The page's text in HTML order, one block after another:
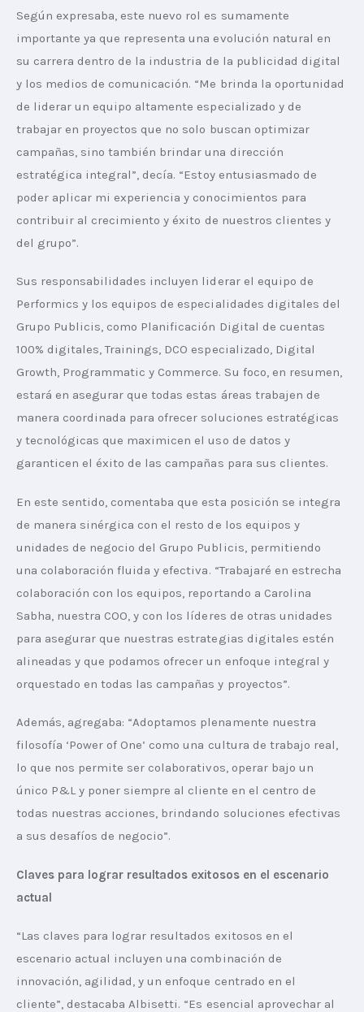
Según expresaba, este nuevo rol es sumamente
importante ya que representa una evolución natural en
su carrera dentro de la industria de la publicidad digital
y los medios de comunicación. “Me brinda la oportunidad
de liderar un equipo altamente especializado y de
trabajar en proyectos que no solo buscan optimizar
campañas, sino también brindar una dirección
estratégica integral”, decía. “Estoy entusiasmado de
poder aplicar mi experiencia y conocimientos para
contribuir al crecimiento y éxito de nuestros clientes y
del grupo”.
Sus responsabilidades incluyen liderar el equipo de
Performics y los equipos de especialidades digitales del
Grupo Publicis, como Planificación Digital de cuentas
100% digitales, Trainings, DCO especializado, Digital
Growth, Programmatic y Commerce. Su foco, en resumen,
estará en asegurar que todas estas áreas trabajen de
manera coordinada para ofrecer soluciones estratégicas
y tecnológicas que maximicen el uso de datos y
garanticen el éxito de las campañas para sus clientes.
En este sentido, comentaba que esta posición se integra
de manera sinérgica con el resto de los equipos y
unidades de negocio del Grupo Publicis, permitiendo
una colaboración fluida y efectiva. “Trabajaré en estrecha
colaboración con los equipos, reportando a Carolina
Sabha, nuestra COO, y con los líderes de otras unidades
para asegurar que nuestras estrategias digitales estén
alineadas y que podamos ofrecer un enfoque integral y
orquestado en todas las campañas y proyectos”.
Además, agregaba: “Adoptamos plenamente nuestra
filosofía ‘Power of One’ como una cultura de trabajo real,
lo que nos permite ser colaborativos, operar bajo un
único P&L y poner siempre al cliente en el centro de
todas nuestras acciones, brindando soluciones efectivas
a sus desafíos de negocio”.
Claves para lograr resultados exitosos en el escenario
actual
“Las claves para lograr resultados exitosos en el
escenario actual incluyen una combinación de
innovación, agilidad, y un enfoque centrado en el
cliente”, destacaba Albisetti. “Es esencial aprovechar al